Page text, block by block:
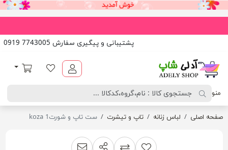
پشتیبانی و پیگیری سفارش 7743005 0919
لیست مورد علاقه
سبد خرید
منو
صفحه اصلی لباس زنانه تاپ و تیشرت ست تاپ و شورت1 koza
افزودن به لیست مقایسه
اشتراک گذاریپیشنهاد به دوست